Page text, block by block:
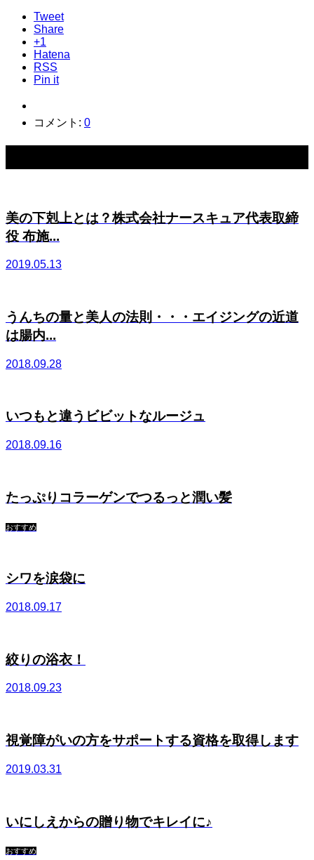
Tweet
Share
+1
Hatena
RSS
Pin it
コメント: 0
美の下剋上とは？株式会社ナースキュア代表取締
役 布施...
2019.05.13
うんちの量と美人の法則・・・エイジングの近道
は腸内...
2018.09.28
いつもと違うビビットなルージュ
2018.09.16
たっぷりコラーゲンでつるっと潤い髪
おすすめ
シワを涙袋に
2018.09.17
絞りの浴衣！
2018.09.23
視覚障がいの方をサポートする資格を取得します
2019.03.31
いにしえからの贈り物でキレイに♪
おすすめ